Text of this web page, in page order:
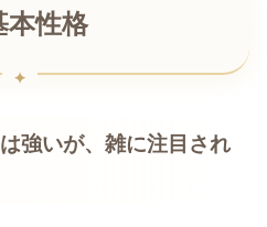
本性格
強いが、雑に注目され